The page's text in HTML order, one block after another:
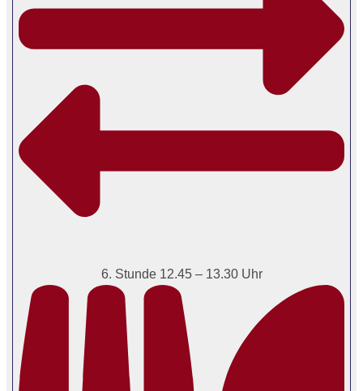
6. Stunde 12.45 – 13.30 Uhr